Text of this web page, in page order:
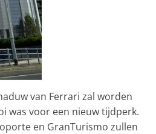
van Ferrari zal worden
was voor een nieuw tijdperk.
en GranTurismo zullen